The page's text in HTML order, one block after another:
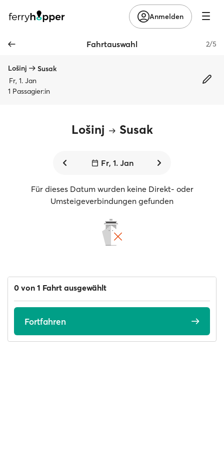
Anmelden
Fahrtauswahl 2/5
Lošinj
Susak
Fr, 1. Jan
1 Passagier:in
Lošinj Susak
Fr, 1. Jan
Für dieses Datum wurden keine Direkt- oder
Umsteigeverbindungen gefunden
0 von 1 Fahrt ausgewählt
Fortfahren